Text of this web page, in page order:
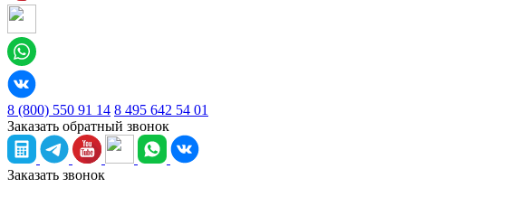
8 (800) 550 91 14 8 495 642 54 01
Заказать обратный звонок
Заказать звонок